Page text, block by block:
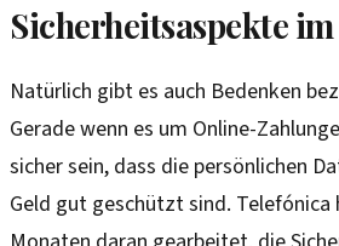
Sicherheitsaspekte
Natürlich gibt es auch Bedenken
Gerade wenn es um Online-
sicher sein, dass die persönlichen
Geld gut geschützt sind.